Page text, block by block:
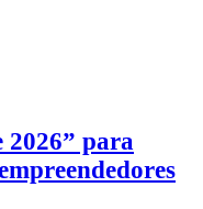
2026” para